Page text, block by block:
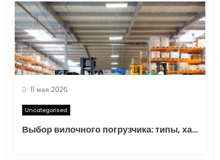
с
я
м
11 мая 2026
Uncategorised
Выбор вилочного погрузчика: типы, характеристики и области применения